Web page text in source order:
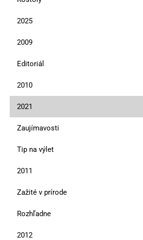
2025
2009
Editoriál
2010
2021
Zaujímavosti
Tip na výlet
2011
Zažité v prírode
Rozhľadne
2012